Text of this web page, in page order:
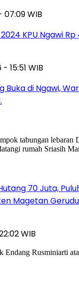
07:09 WIB
KPU Ngawi Rp
15:51 WIB
Buka di Ngawi,
70 Juta,
Magetan
WIB